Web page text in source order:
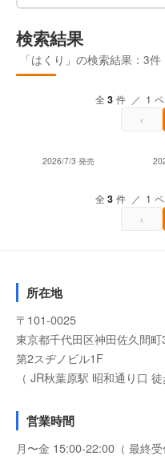
検索結果
「はくり」の検索結果：3件
全3 件 ／ 1 ペ
‹
2026/7/3 発売
全3 件 ／ 1 ペ
‹
所在地
〒101-0025
東京都千代田区神田佐久間
第2スヂノビル1F
（ JR秋葉原駅 昭和通り口 徒
営業時間
月〜金 15:00-22:00（ 最終受